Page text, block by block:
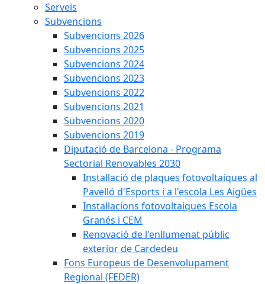
Serveis
Subvencions
Subvencions 2026
Subvencions 2025
Subvencions 2024
Subvencions 2023
Subvencions 2022
Subvencions 2021
Subvencions 2020
Subvencions 2019
Diputació de Barcelona - Programa
Sectorial Renovables 2030
Instal·lació de plaques fotovoltaiques al
Pavelló d'Esports i a l'escola Les Aigües
Instal·lacions fotovoltaiques Escola
Granés i CEM
Renovació de l'enllumenat públic
exterior de Cardedeu
Fons Europeus de Desenvolupament
Regional (FEDER)